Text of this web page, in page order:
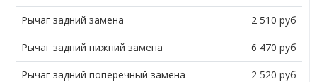
Рычаг задний замена 2 510 руб
Рычаг задний нижний замена 6 470 руб
Рычаг задний поперечный замена 2 520 руб